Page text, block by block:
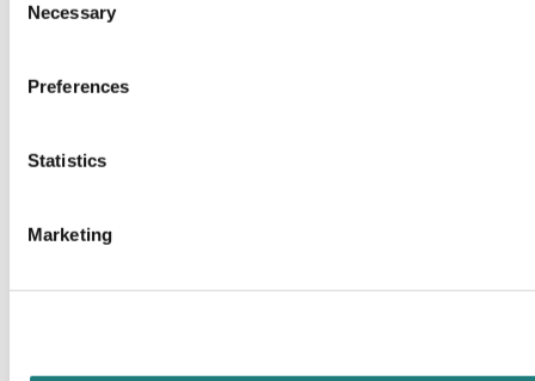
Selection
Necessary
Preferences
Statistics
Marketing